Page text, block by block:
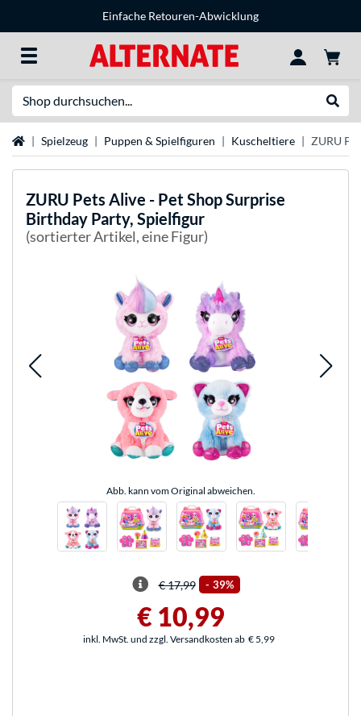
Einfache Retouren-Abwicklung
StartseiteSpielzeug Puppen & Spielfiguren Kuscheltiere ZURU
ZURU Pets Alive - Pet Shop Surprise
Birthday Party, Spielfigur
(sortierter Artikel, eine Figur)
Abb. kann vom Original abweichen.
€ 17,99 - 39%
€ 10,99
inkl. MwSt. und zzgl. Versandkosten ab € 5,99